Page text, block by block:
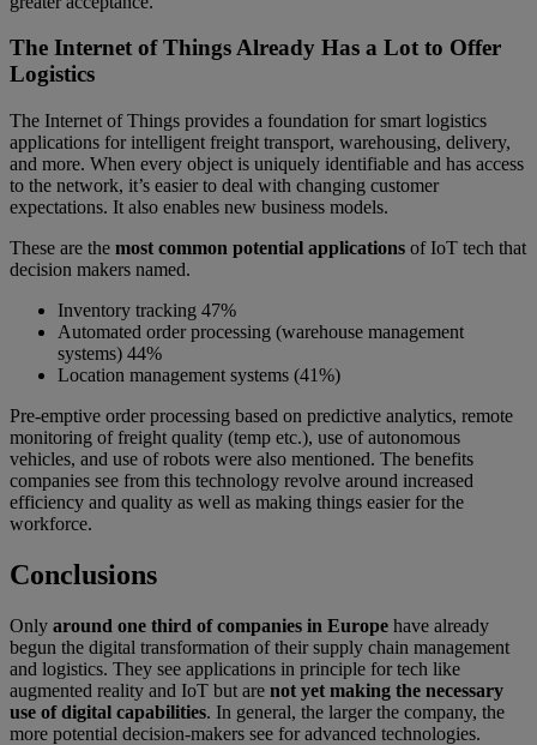
The Internet of Things Already Has a Lot to Offer
Logistics
The Internet of Things provides a foundation for smart logistics
applications for intelligent freight transport, warehousing, delivery,
and more. When every object is uniquely identifiable and has access
to the network, it’s easier to deal with changing customer
expectations. It also enables new business models.
These are the most common potential applications of IoT tech that
decision makers named.
Inventory tracking 47%
Automated order processing (warehouse management
systems) 44%
Location management systems (41%)
Pre-emptive order processing based on predictive analytics, remote
monitoring of freight quality (temp etc.), use of autonomous
vehicles, and use of robots were also mentioned. The benefits
companies see from this technology revolve around increased
efficiency and quality as well as making things easier for the
workforce.
Conclusions
Only around one third of companies in Europe have already
begun the digital transformation of their supply chain management
and logistics. They see applications in principle for tech like
augmented reality and IoT but are not yet making the necessary
use of digital capabilities. In general, the larger the company, the
more potential decision-makers see for advanced technologies.